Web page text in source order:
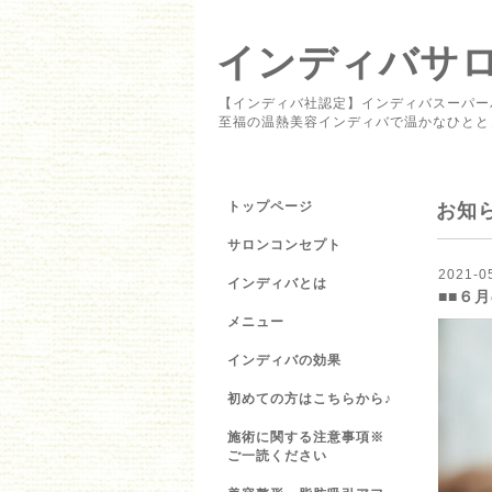
インディバサ
【インディバ社認定】インディバスーパ
至福の温熱美容インディバで温かなひと
お知
2021-
■■６
トップページ
サロンコンセプト
インディバとは
メニュー
インディバの効果
初めての方はこちらから♪
施術に関する注意事項※
ご一読ください